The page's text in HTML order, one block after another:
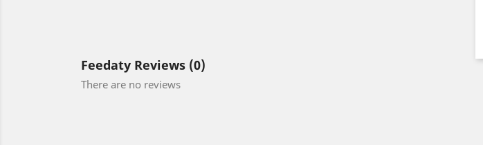
Feedaty Reviews (0)
There are no reviews